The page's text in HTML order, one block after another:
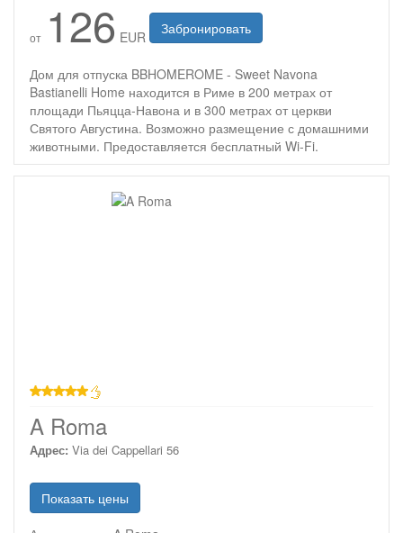
от 126 EUR Забронировать
Дом для отпуска BBHOMEROME - Sweet Navona
Bastianelli Home находится в Риме в 200 метрах от
площади Пьяцца-Навона и в 300 метрах от церкви
Святого Августина. Возможно размещение с домашними
животными. Предоставляется бесплатный Wi-Fi.
A Roma
Адрес: Via dei Cappellari 56
Показать цены